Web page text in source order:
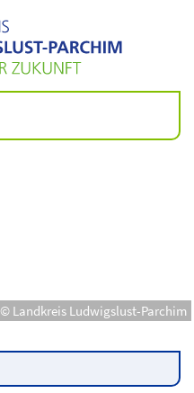
© Landkreis Ludwigslust-Parchim